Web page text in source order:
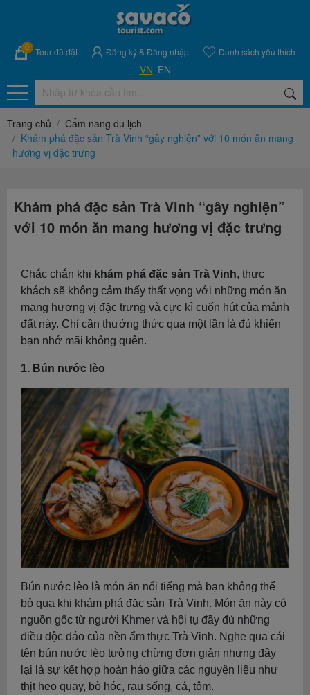
0 Tour đã đặt Đăng ký& Đăng nhập Danh sách yêu thích
VN EN
Trang chủ
Cẩm nang du lịch
Khám phá đặc sản Trà Vinh “gây nghiện” với 10 món ăn mang
hương vị đặc trưng
Khám phá đặc sản Trà Vinh “gây nghiện”
với 10 món ăn mang hương vị đặc trưng
Chắc chắn khi khám phá đặc sản Trà Vinh, thực
khách sẽ không cảm thấy thất vọng với những món ăn
mang hương vị đặc trưng và cực kì cuốn hút của mảnh
đất này. Chỉ cần thưởng thức qua một lần là đủ khiến
bạn nhớ mãi không quên.
1. Bún nước lèo
Bún nước lèo là món ăn nổi tiếng mà bạn không thể
bỏ qua khi khám phá đặc sản Trà Vinh. Món ăn này có
nguồn gốc từ người Khmer và hội tụ đầy đủ những
điều độc đáo của nền ẩm thực Trà Vinh. Nghe qua cái
tên bún nước lèo tưởng chừng đơn giản nhưng đây
lại là sự kết hợp hoàn hảo giữa các nguyên liệu như
thịt heo quay, bò hóc, rau sống, cá, tôm.